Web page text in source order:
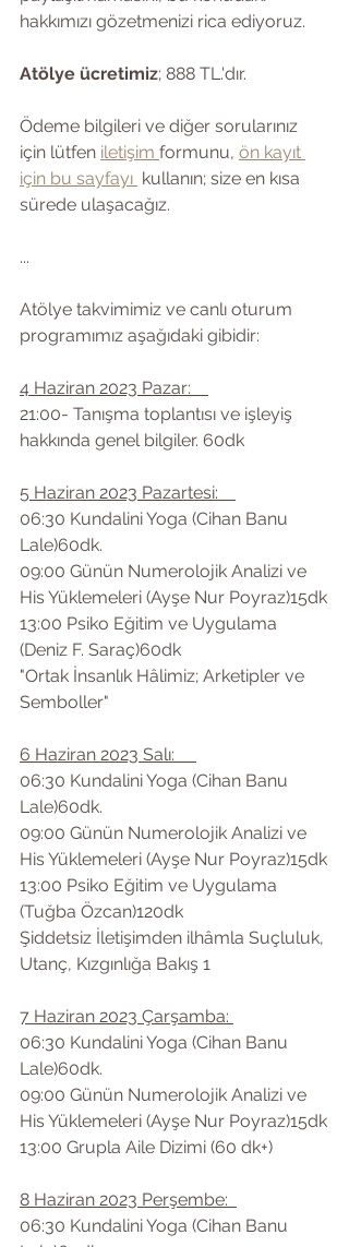
hakkımızı gözetmenizi rica ediyoruz.
Atölye ücretimiz; 888 TL.'dır.
Ödeme bilgileri ve diğer sorularınız
için lütfen iletişim formunu, ön kayıt
için bu sayfayı kullanın; size en kısa
sürede ulaşacağız.
...
Atölye takvimimiz ve canlı oturum
programımız aşağıdaki gibidir:
4 Haziran 2023 Pazar:
21:00- Tanışma toplantısı ve işleyiş
hakkında genel bilgiler. 60dk
5 Haziran 2023 Pazartesi:
06:30 Kundalini Yoga (Cihan Banu
Lale)60dk.
09:00 Günün Numerolojik Analizi ve
His Yüklemeleri (Ayşe Nur Poyraz)15dk
13:00 Psiko Eğitim ve Uygulama
(Deniz F. Saraç)60dk
"Ortak İnsanlık Hâlimiz; Arketipler ve
Semboller"
6 Haziran 2023 Salı:
06:30 Kundalini Yoga (Cihan Banu
Lale)60dk.
09:00 Günün Numerolojik Analizi ve
His Yüklemeleri (Ayşe Nur Poyraz)15dk
13:00 Psiko Eğitim ve Uygulama
(Tuğba Özcan)120dk
Şiddetsiz İletişimden ilhâmla Suçluluk,
Utanç, Kızgınlığa Bakış 1
7 Haziran 2023 Çarşamba:
06:30 Kundalini Yoga (Cihan Banu
Lale)60dk.
09:00 Günün Numerolojik Analizi ve
His Yüklemeleri (Ayşe Nur Poyraz)15dk
13:00 Grupla Aile Dizimi (60 dk+)
8 Haziran 2023 Perşembe:
06:30 Kundalini Yoga (Cihan Banu